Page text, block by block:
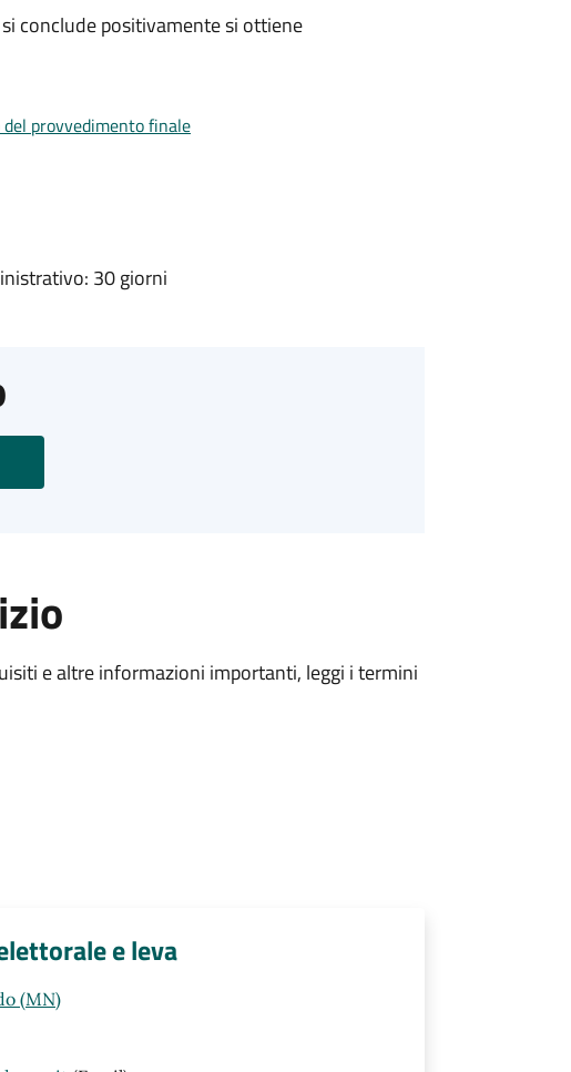
conclude positivamente si ottiene
provvedimento finale
30 giorni
e altre informazioni importanti, leggi i termini
e leva
(MN)